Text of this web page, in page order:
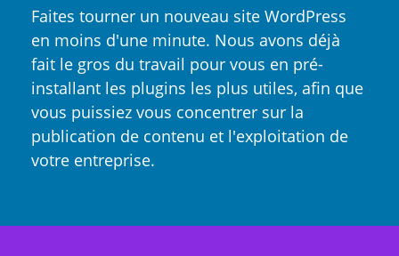
Faites tourner un nouveau site WordPress
en moins d'une minute. Nous avons déjà
fait le gros du travail pour vous en pré-
installant les plugins les plus utiles, afin que
vous puissiez vous concentrer sur la
publication de contenu et l'exploitation de
votre entreprise.